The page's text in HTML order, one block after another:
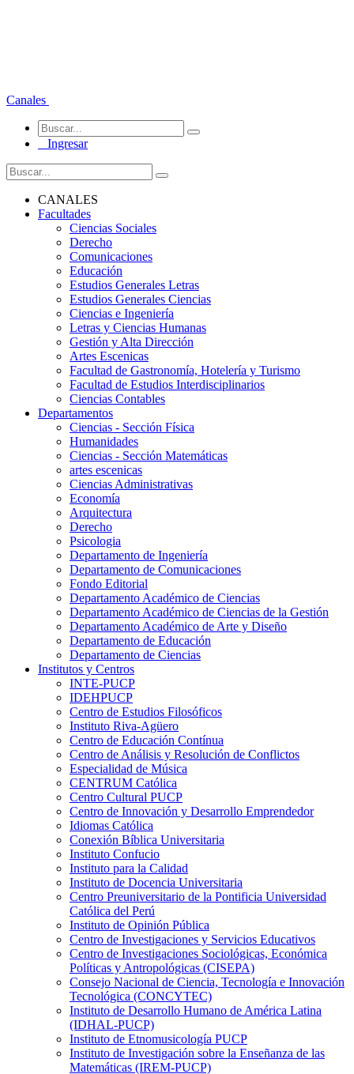
Canales
Ingresar
CANALES
Facultades
Ciencias Sociales
Derecho
Comunicaciones
Educación
Estudios Generales Letras
Estudios Generales Ciencias
Ciencias e Ingeniería
Letras y Ciencias Humanas
Gestión y Alta Dirección
Artes Escenicas
Facultad de Gastronomía, Hotelería y Turismo
Facultad de Estudios Interdisciplinarios
Ciencias Contables
Departamentos
Ciencias - Sección Física
Humanidades
Ciencias - Sección Matemáticas
artes escenicas
Ciencias Administrativas
Economía
Arquitectura
Derecho
Psicologia
Departamento de Ingeniería
Departamento de Comunicaciones
Fondo Editorial
Departamento Académico de Ciencias
Departamento Académico de Ciencias de la Gestión
Departamento Académico de Arte y Diseño
Departamento de Educación
Departamento de Ciencias
Institutos y Centros
INTE-PUCP
IDEHPUCP
Centro de Estudios Filosóficos
Instituto Riva-Agüero
Centro de Educación Contínua
Centro de Análisis y Resolución de Conflictos
Especialidad de Música
CENTRUM Católica
Centro Cultural PUCP
Centro de Innovación y Desarrollo Emprendedor
Idiomas Católica
Conexión Bíblica Universitaria
Instituto Confucio
Instituto para la Calidad
Instituto de Docencia Universitaria
Centro Preuniversitario de la Pontificia Universidad
Católica del Perú
Instituto de Opinión Pública
Centro de Investigaciones y Servicios Educativos
Centro de Investigaciones Sociológicas, Económica
Políticas y Antropológicas (CISEPA)
Consejo Nacional de Ciencia, Tecnología e Innovación
Tecnológica (CONCYTEC)
Instituto de Desarrollo Humano de América Latina
(IDHAL-PUCP)
Instituto de Etnomusicología PUCP
Instituto de Investigación sobre la Enseñanza de las
Matemáticas (IREM-PUCP)